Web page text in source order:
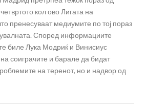
кол ово Лигата на
пренесуваат медиумите по тој пораз
Според информациите
биле Лука Модриќ и Винисиус
соиграчите и барале да бидат
на теренот, но и надвор од